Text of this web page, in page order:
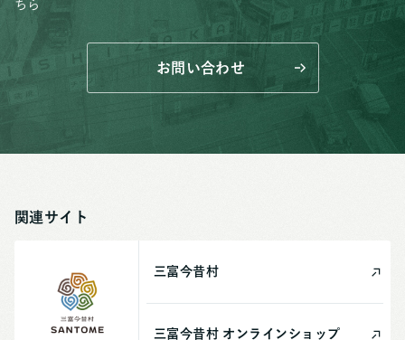
ちら
お問い合わせ
関連サイト
三富今昔村
三富今昔村 オンライン ショップ